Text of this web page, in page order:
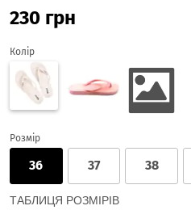
230 грн
Колір
Розмір
36 37 38
ТАБЛИЦЯ РОЗМІРІВ